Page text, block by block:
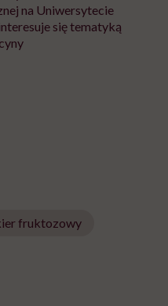
na Uniwersytecie
się tematyką
fruktozowy